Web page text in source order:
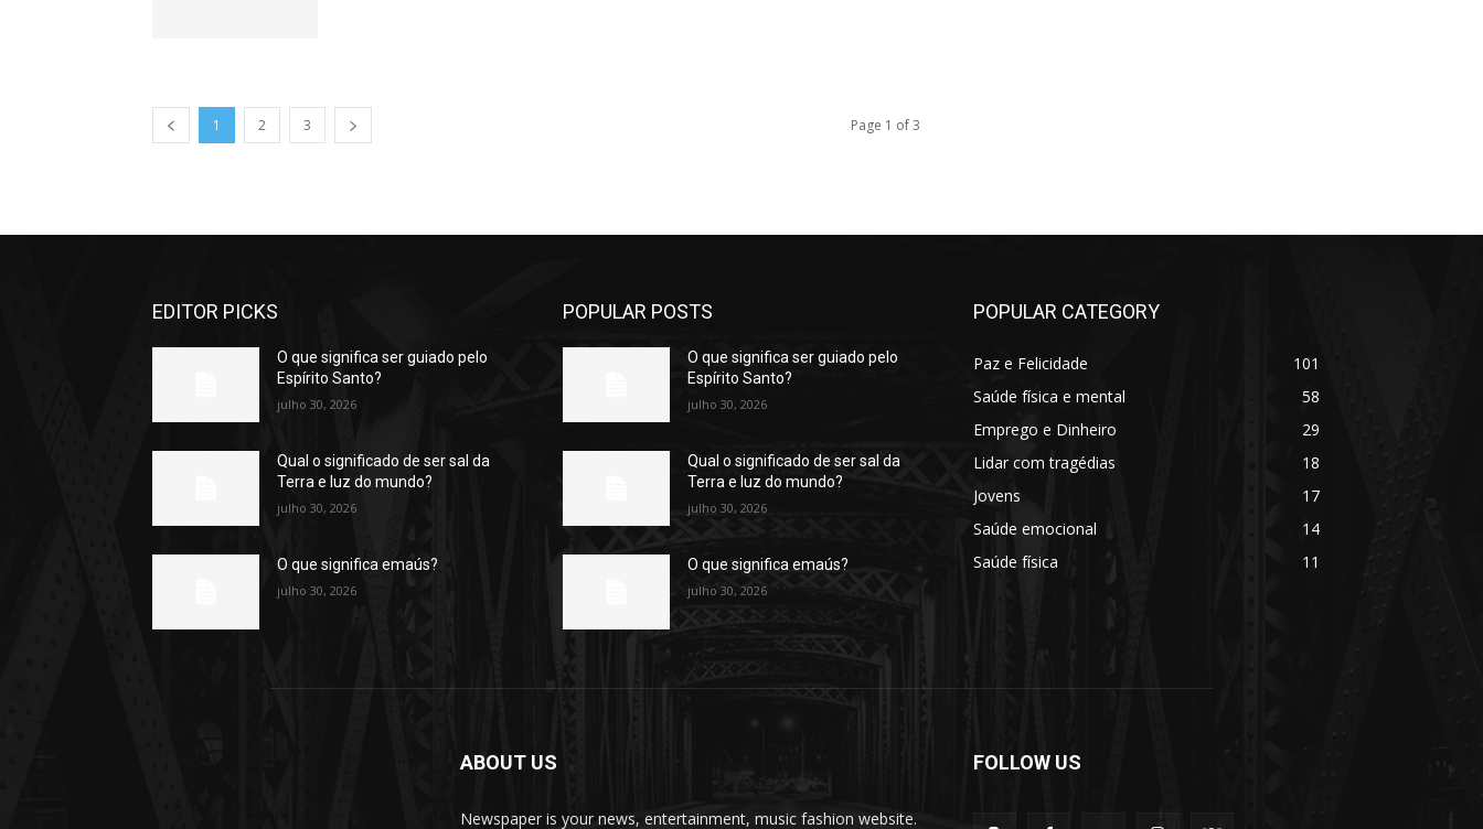
1 2 3 Page 1 of 3
EDITOR PICKS
O que significa ser guiado pelo
Espírito Santo?
julho 30, 2026
Qual o significado de ser sal da
Terra e luz do mundo?
julho 30, 2026
O que significa emaús?
julho 30, 2026
POPULAR POSTS
O que significa ser guiado pelo
Espírito Santo?
julho 30, 2026
Qual o significado de ser sal da
Terra e luz do mundo?
julho 30, 2026
O que significa emaús?
julho 30, 2026
POPULAR CATEGORY
Paz e Felicidade
101
Saúde física e mental
58
Emprego e Dinheiro
29
Lidar com tragédias
18
Jovens
17
Saúde emocional
14
Saúde física
11
ABOUT US
Newspaper is your news, entertainment, music fashion website.
FOLLOW US